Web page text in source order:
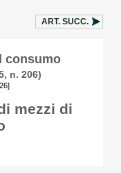
ART. SUCC.
consumo
n. 206)
mezzi di